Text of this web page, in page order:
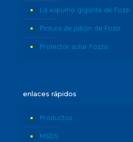
La espuma gigante de Fozzi
Pintura de jabón de Fozzi
Protector solar Fozzis
enlaces rápidos
Productos
MSDS